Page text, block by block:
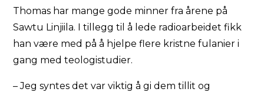
Thomas har mange gode minner fra årene på
Sawtu Linjiila. I tillegg til å lede radioarbeidet fikk
han være med på å hjelpe flere kristne fulanier i
gang med teologistudier.
– Jeg syntes det var viktig å gi dem tillit og